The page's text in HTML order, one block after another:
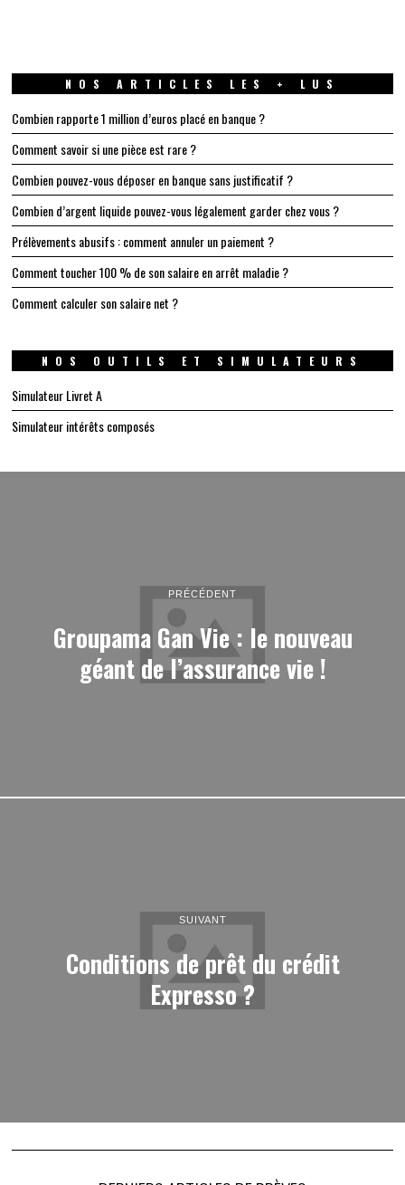
NOS ARTICLES LES + LUS
Combien rapporte 1 million d’euros placé en banque ?
Comment savoir si une pièce est rare ?
Combien pouvez-vous déposer en banque sans justificatif ?
Combien d’argent liquide pouvez-vous légalement garder chez vous ?
Prélèvements abusifs : comment annuler un paiement ?
Comment toucher 100 % de son salaire en arrêt maladie ?
Comment calculer son salaire net ?
NOS OUTILS ET SIMULATEURS
Simulateur Livret A
Simulateur intérêts composés
PRÉCÉDENT
Groupama Gan Vie : le nouveau
géant de l’assurance vie !
SUIVANT
Conditions de prêt du crédit
Expresso ?